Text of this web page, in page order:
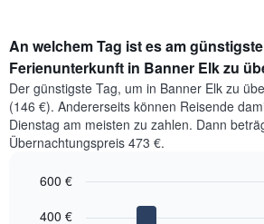
An welchem Tag ist es am
Ferienunterkunft in Banner Elk zu
Der günstigste Tag, um in Banner Elk zu
(146 €). Andererseits können Reisende
Dienstag am meisten zu zahlen. Dann
Übernachtungspreis 473 €.
chart
graphic.
400 €
600 €